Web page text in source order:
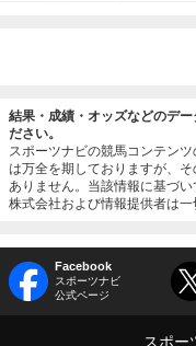
結果・成績・オッズなどのデ
ださい。
スポーツナビの競馬コンテン
は万全を期しておりますが、
ありません。当該情報に基づ
株式会社および情報提供者は一
Facebook
スポーツナビ
公式ページ
スポー